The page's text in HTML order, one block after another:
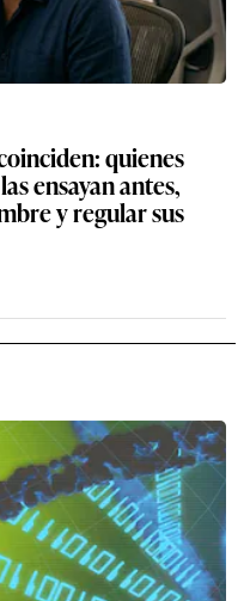
quienes
ensayan antes,
y regular sus